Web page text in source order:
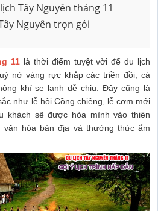
Tây Nguyên tháng 11
Nguyên trọn gói
11 là thời điểm tuyệt vời để du lịch
nở vàng rực khắp các triền đồi, cà
khí se lạnh dễ chịu. Đây cũng là
như lễ hội Cồng chiêng, lễ cơm mới
sẽ được hòa mình vào thiên
văn hóa bản địa và thưởng thức ẩm